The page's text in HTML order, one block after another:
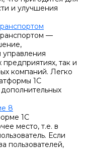
и улучшения
—
управления
предприятиях, так и
компаний. Легко
1С
8
1С
место, т.е. в
Если
пользователей,